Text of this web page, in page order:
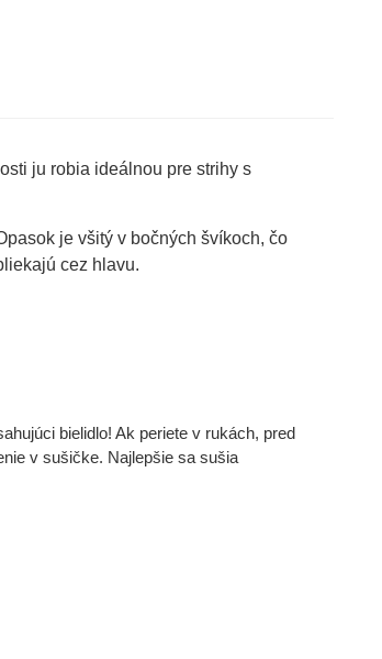
ju robia ideálnou pre strihy s
je všitý v bočných švíkoch, čo
cez hlavu.
bielidlo! Ak periete v rukách, pred
v sušičke. Najlepšie sa sušia